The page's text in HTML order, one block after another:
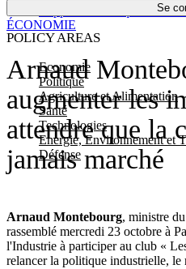
Se
POLICY AREAS
Economie
Politique
Agriculture et Alimentation
Santé
Technologies
Energie, Environnement et
Défense
Arnaud
augmenter les
attendre que la
jamais marché
Arnaud Montebourg, ministre
rassemblé mercredi 23 octobre à
l'Industrie à participer au club «
relancer la politique industrielle, le
ÉCONOMIE